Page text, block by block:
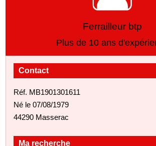
Ferrailleur btp
Plus de 10 ans
Contact
Réf. MB1901301611
Né le 07/08/1979
44290 Masserac
Ma recherche